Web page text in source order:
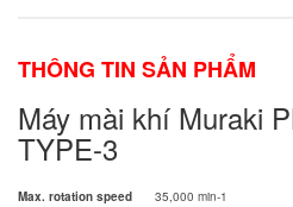
THÔNG TIN SẢN PHẨM
Máy mài khí Muraki
TYPE-3
Max. rotation speed
35,000 min-1